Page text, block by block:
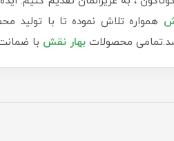
همواره تلاش نموده تا با تولید
محصولات بهار نقش با